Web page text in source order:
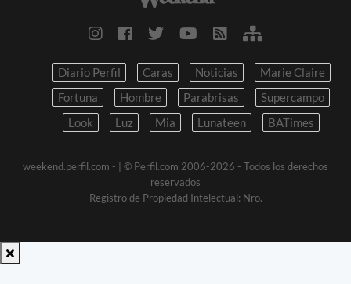
Diario Perfil Caras Noticias
Marie Claire
Fortuna
Hombre Parabrisas
Supercampo
Look
Luz Mia Lunateen BATimes
weekend.perfil.com -
| © Perfil.com 2006-2026 - Todos los derechos
reservados
Registro de Propiedad Intelectual: Nro.